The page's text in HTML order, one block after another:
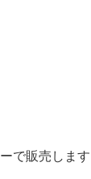
で販売します